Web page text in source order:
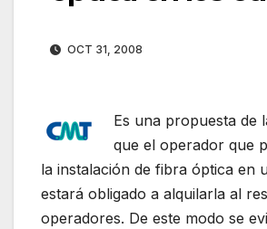
OCT 31, 2008
Es una propuesta de
que el operador que
la instalación de fibra óptica en
estará obligado a alquilarla al
operadores. De este modo se